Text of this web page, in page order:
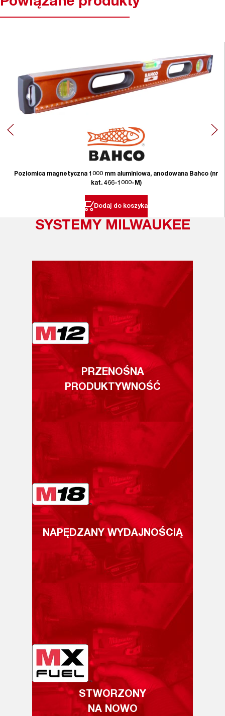
Poziomica magnetyczna 1000 mm aluminiowa, anodowana Bahco (nr
kat. 466-1000-M)
Dodaj do koszyka
SYSTEMY MILWAUKEE
PRZENOŚNA
PRODUKTYWNOŚĆ
NAPĘDZANY WYDAJNOŚCIĄ
STWORZONY
NA NOWO